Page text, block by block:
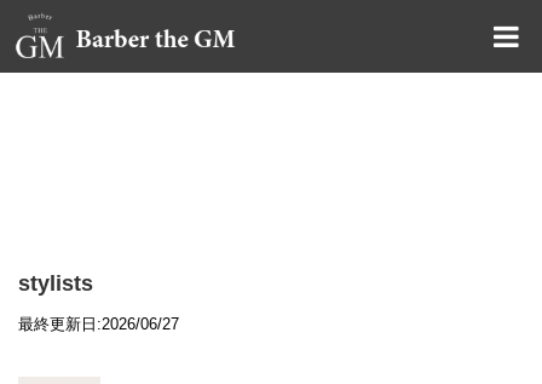
stylists
最終更新日:2026/06/27